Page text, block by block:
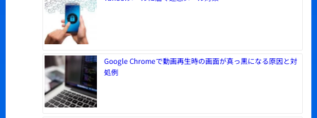
Google Chromeで動画再生時の画面が真っ黒になる原因と対
処例